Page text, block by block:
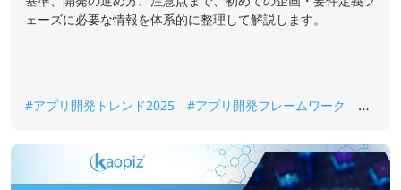
ェーズに必要な情報を体系的に整理して解説します。
#アプリ開発トレンド2025 #アプリ開発フレームワーク
#
アプリ開発ツール
#モバイルアプリ開発フレームワーク